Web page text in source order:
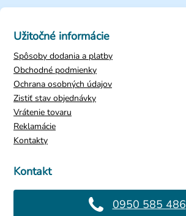
Kontakt
0950 585 486
Užitočné informácie
Spôsoby dodania a platby
Obchodné podmienky
Ochrana osobných údajov
Zistiť stav objednávky
Vrátenie tovaru
Reklamácie
Kontakty